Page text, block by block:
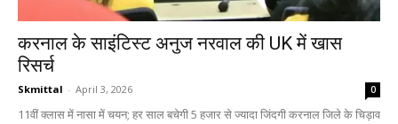
करनाल के साइंटिस्ट अनुज नरवाल की UK में खास
रिसर्च
Skmittal - April 3, 2026 0
11वीं क्लास में नासा में चयन; हर साल बचेगी 5 हजार से ज्यादा जिंदगी करनाल जिले के चिड़ाव